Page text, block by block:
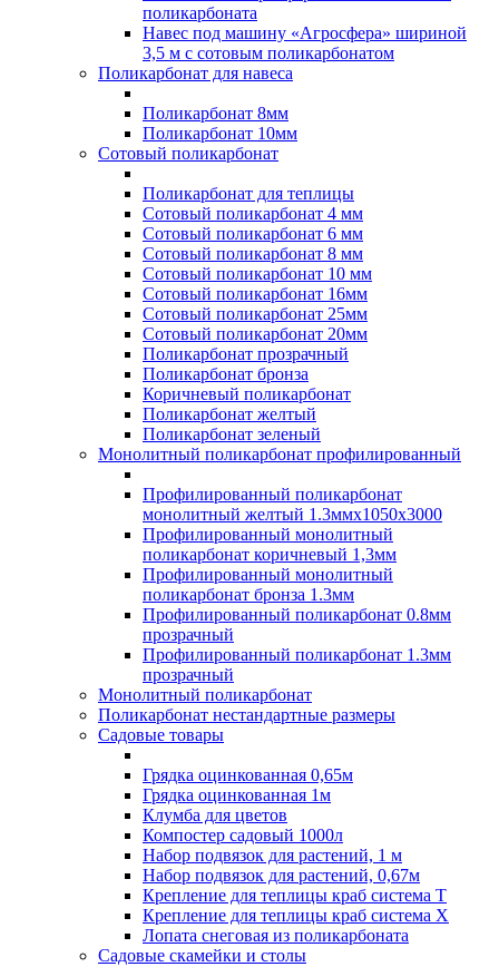
поликарбоната
Навес под машину «Агросфера» шириной
3,5 м с сотовым поликарбонатом
Поликарбонат для навеса
Поликарбонат 8мм
Поликарбонат 10мм
Сотовый поликарбонат
Поликарбонат для теплицы
Сотовый поликарбонат 4 мм
Сотовый поликарбонат 6 мм
Сотовый поликарбонат 8 мм
Сотовый поликарбонат 10 мм
Сотовый поликарбонат 16мм
Сотовый поликарбонат 25мм
Сотовый поликарбонат 20мм
Поликарбонат прозрачный
Поликарбонат бронза
Коричневый поликарбонат
Поликарбонат желтый
Поликарбонат зеленый
Монолитный поликарбонат профилированный
Профилированный поликарбонат
монолитный желтый 1.3ммх1050х3000
Профилированный монолитный
поликарбонат коричневый 1,3мм
Профилированный монолитный
поликарбонат бронза 1.3мм
Профилированный поликарбонат 0.8мм
прозрачный
Профилированный поликарбонат 1.3мм
прозрачный
Монолитный поликарбонат
Поликарбонат нестандартные размеры
Садовые товары
Грядка оцинкованная 0,65м
Грядка оцинкованная 1м
Клумба для цветов
Компостер садовый 1000л
Набор подвязок для растений, 1 м
Набор подвязок для растений, 0,67м
Крепление для теплицы краб система Т
Крепление для теплицы краб система Х
Лопата снеговая из поликарбоната
Садовые скамейки и столы